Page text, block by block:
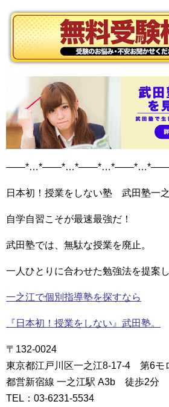
日本初！授業をしない塾 武田塾一
自学自習こそが最速最強だ！
武田塾では、無駄な授業を廃止。
一人ひとりに合わせた勉強法を提案し
一之江で個別指導塾を探すなら
『日本初！授業をしない』武田塾。
〒132-0024
東京都江戸川区一之江8-17-4 第6モ
都営新宿線 一之江駅 A3b 徒歩2分
TEL：03-6231-5534